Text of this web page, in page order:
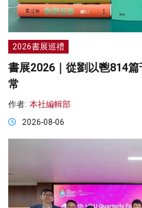
2026書展巡禮
書展2026｜從劉以鬯814
常
作者: 本社編輯部
2026-08-06